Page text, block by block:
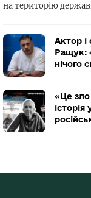
на територію
Актор
Ращук:
нічого
«Це